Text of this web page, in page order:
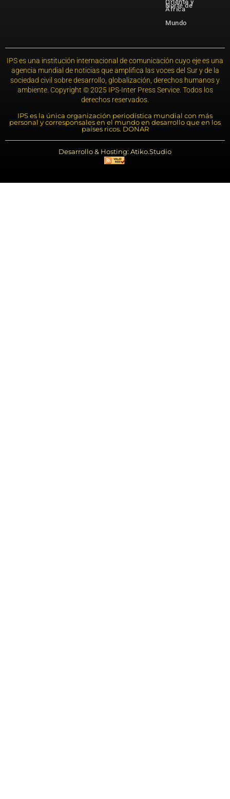
Oriente y
Norte de
África
Mundo
IPS es una institución internacional de comunicación cuyo eje es una
agencia mundial de noticias que amplifica las voces del Sur y de la
sociedad civil sobre desarrollo, globalización, derechos humanos y
ambiente. Copyright © 2025 IPS-Inter Press Service. Todos los
derechos reservados.
IPS es la única organización periodística mundial con más
personal y corresponsales en el mundo en desarrollo que en los
países ricos. DONAR
Desarrollo & Hosting: Atiko.Studio